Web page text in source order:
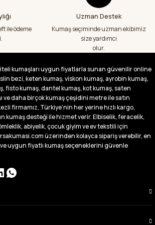
var
teşekkür
de çok
kumaş
gibi
yaşamadım
dolayı
ile ödeme
Uzman Destek
Kumaş seçiminde uzman ekibimiz
size yardımcı
olur.
kumaşları uygun fiyatlarla sunan güvenilir online
bezi, keten kumaş, viskon kumaş, ayrobin kumaş,
fisto kumaş, dantel kumaş, kot kumaş, saten
ve daha birçok kumaş çeşidini metre ile satın
firmamız, Türkiye’nin her yerine hızlı kargo,
kumaş desteği ile hizmet verir. Elbiselik, feracelik,
abiyelik, çocuk giyim ve ev tekstili için
üzerinden kolayca sipariş verebilir, en
uygun fiyatlı kumaş seçeneklerini güvenle